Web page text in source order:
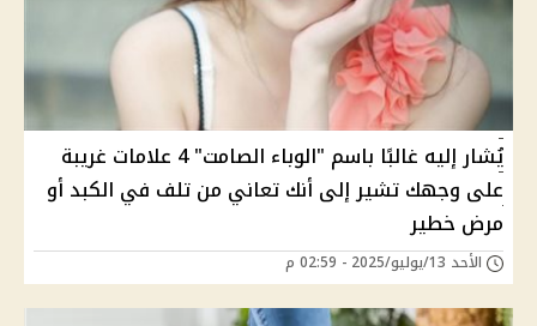
يُشار إليه غالبًا باسم "الوباء الصامت" 4 علامات غريبة
على وجهك تشير إلى أنك تعاني من تلف في الكبد أو
مرض خطير
الأحد 13/يوليو/2025 - 02:59 م